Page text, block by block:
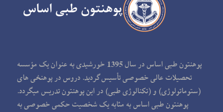
پوهنتون طبی اساس در سال 1395 خورشیدی به عنوان یک مؤسسه
تحصیلات عالی خصوصی تأسیس گردید. دروس در پوهنځی های
(ستوماتولوژی) و (تکنالوژی طبی) در این پوهنتون تدریس می‏گردد.
پوهنتون طبی اساس به مثابه یک شخصیت حکمی خصوصی به